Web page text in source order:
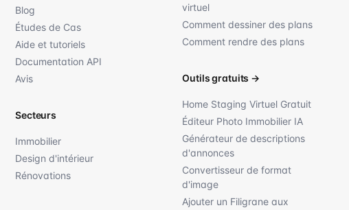
Blog
Études de Cas
Aide et tutoriels
Documentation API
Avis
Secteurs
Immobilier
Design d'intérieur
Rénovations
virtuel
Comment dessiner des plans
Comment rendre des plans
Outils gratuits →
Home Staging Virtuel Gratuit
Éditeur Photo Immobilier IA
Générateur de descriptions
d'annonces
Convertisseur de format
d'image
Ajouter un Filigrane aux